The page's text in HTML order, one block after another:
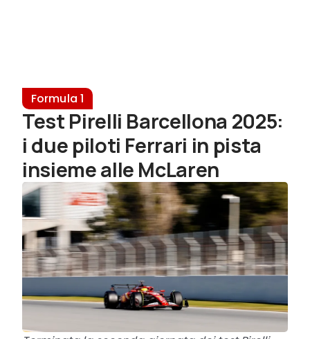
Formula 1
Test Pirelli Barcellona 2025:
i due piloti Ferrari in pista
insieme alle McLaren